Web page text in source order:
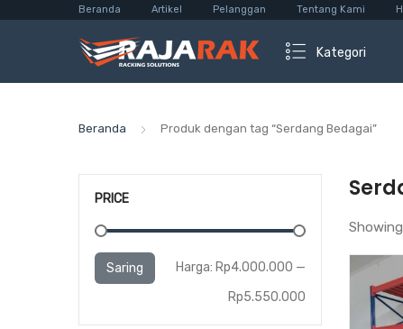
Beranda Artikel Pelanggan Tentang Kami
Kategori
Beranda Produk dengan tag “Serdang Bedagai”
PRICE
Saring Harga: Rp4.000.000 —
Rp5.550.000